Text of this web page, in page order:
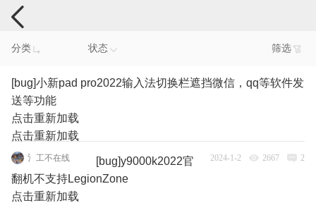
电脑反馈
分类 状态 筛选
[bug]小新pad pro2022输入法切换栏遮挡微信，qq等软件发
送等功能
点击重新加载
点击重新加载
氵工不在线 2024-1-2 2667 2
[bug]y9000k2022官
翻机不支持LegionZone
点击重新加载